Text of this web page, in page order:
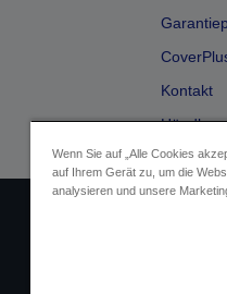
Kontakt
Wenn Sie auf „Alle Cookies
auf Ihrem Gerät zu, um die
analysieren und unsere